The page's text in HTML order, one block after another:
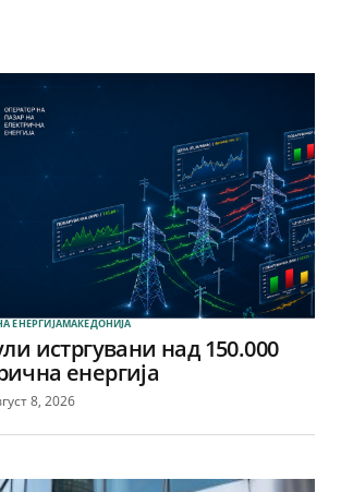
ЕНЕРГИЈАМАКЕДОНИЈА
истргувани над 150.000
енергија
8, 2026